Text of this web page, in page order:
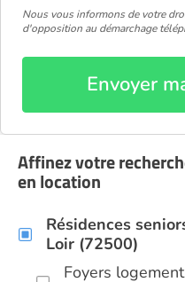
Nous vous informons de votre
d'opposition au démarchage
Envoyer
Affinez votre
en location
Résidences
Loir (72500)
Foyers